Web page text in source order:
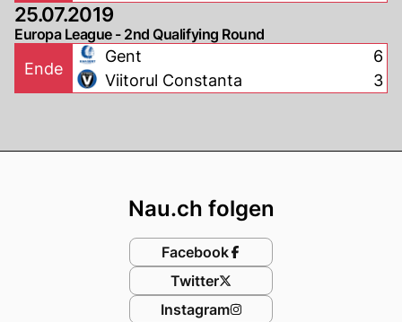
25.07.2019
Europa League - 2nd Qualifying Round
Ende
Gent
Viitorul Constanta
6
3
Nau.ch folgen
Facebook
Twitter
Instagram